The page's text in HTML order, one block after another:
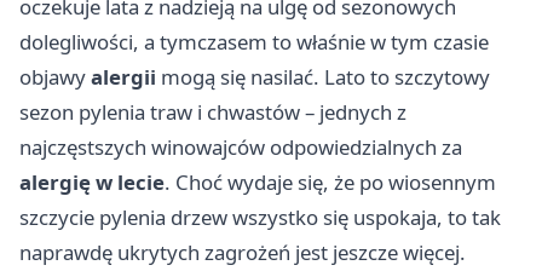
oczekuje lata z nadzieją na ulgę od sezonowych
dolegliwości, a tymczasem to właśnie w tym czasie
objawyalergii mogą się nasilać. Lato to szczytowy
sezon pylenia traw i chwastów – jednych z
najczęstszych winowajców odpowiedzialnych za
alergię w lecie. Choć wydaje się, że po wiosennym
szczycie pylenia drzew wszystko się uspokaja, to tak
naprawdę ukrytych zagrożeń jest jeszcze więcej.